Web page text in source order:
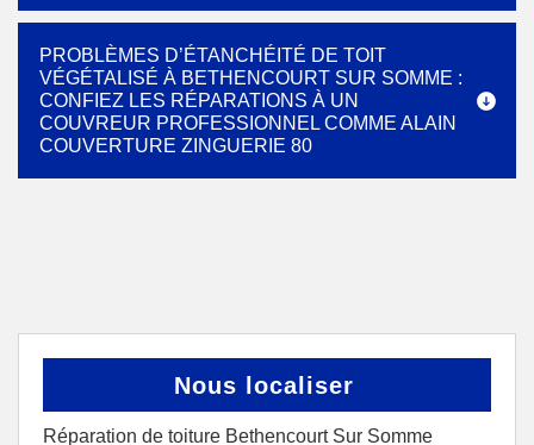
PROBLÈMES D’ÉTANCHÉITÉ DE TOIT
VÉGÉTALISÉ À BETHENCOURT SUR SOMME :
CONFIEZ LES RÉPARATIONS À UN
COUVREUR PROFESSIONNEL COMME ALAIN
COUVERTURE ZINGUERIE 80
Nous localiser
Réparation de toiture Bethencourt Sur Somme